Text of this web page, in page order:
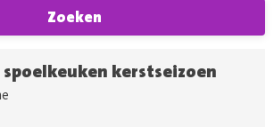
Zoeken
kerstseizoen